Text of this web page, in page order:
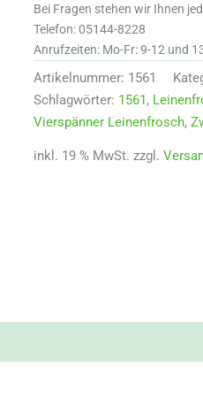
Peg
for
lines
Menge
Bei Fragen stehen wir Ihnen
Telefon: 05144-8228
Anrufzeiten: Mo-Fr: 9-12 und
Artikelnummer: 1561
Schlagwörter: 1561,
Vierspänner Leinenfrosch,
inkl. 19 % MwSt. zzgl.